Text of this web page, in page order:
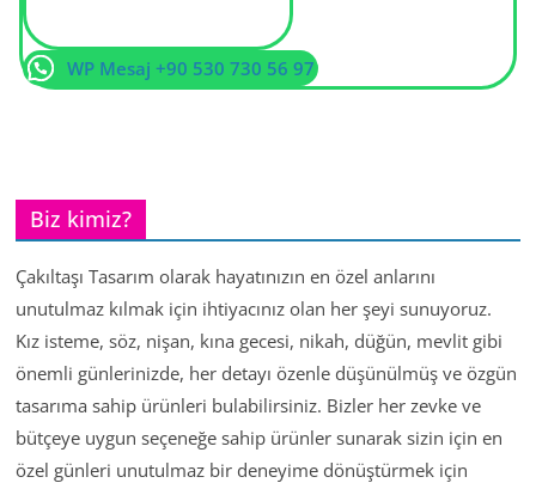
WP Mesaj +90 530 730 56 97
Biz kimiz?
Çakıltaşı Tasarım olarak hayatınızın en özel anlarını
unutulmaz kılmak için ihtiyacınız olan her şeyi sunuyoruz.
Kız isteme, söz, nişan, kına gecesi, nikah, düğün, mevlit gibi
önemli günlerinizde, her detayı özenle düşünülmüş ve özgün
tasarıma sahip ürünleri bulabilirsiniz. Bizler her zevke ve
bütçeye uygun seçeneğe sahip ürünler sunarak sizin için en
özel günleri unutulmaz bir deneyime dönüştürmek için